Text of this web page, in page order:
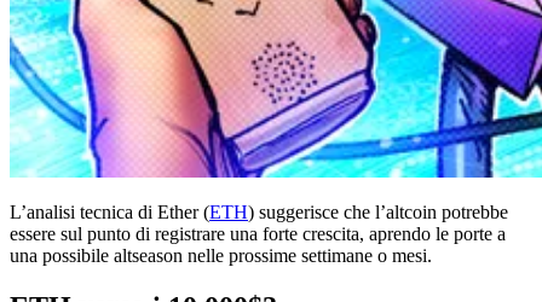
L’analisi tecnica di Ether (ETH) suggerisce che l’altcoin potrebbe
essere sul punto di registrare una forte crescita, aprendo le porte a
una possibile altseason nelle prossime settimane o mesi.